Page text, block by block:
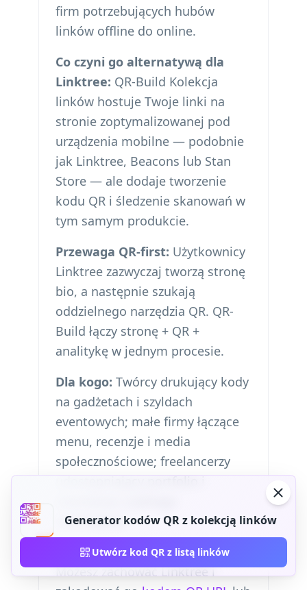
firm potrzebujących hubów
linków offline do online.
Co czyni go alternatywą dla
Linktree: QR-Build Kolekcja
linków hostuje Twoje linki na
stronie zoptymalizowanej pod
urządzenia mobilne — podobnie
jak Linktree, Beacons lub Stan
Store — ale dodaje tworzenie
kodu QR i śledzenie skanowań w
tym samym produkcie.
Przewaga QR-first: Użytkownicy
Linktree zazwyczaj tworzą stronę
bio, a następnie szukają
oddzielnego narzędzia QR. QR-
Build łączy stronę + QR +
analitykę w jednym procesie.
Dla kogo: Twórcy drukujący kody
na gadżetach i szyldach
eventowych; małe firmy łączące
menu, recenzje i media
społecznościowe; freelancerzy
udostępniający portfolio i
skanowania.
Już korzystasz z Linktree?
Możesz zachować Linktree i
Generator kodów QR z kolekcją linków
Utwórz kod QR z listą linków